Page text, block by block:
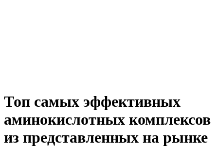
Топ самых эффективных
аминокислотных комплексов
из представленных на рынке